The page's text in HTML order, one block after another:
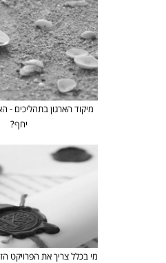
מיקוד הארגון בתהליכים -
יחף?
מי בכלל צריך את הפרויקט